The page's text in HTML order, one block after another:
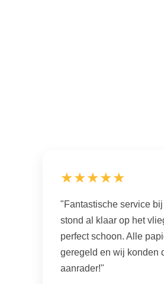
★★★★★
"Fantastische service
stond al klaar op het
perfect schoon. Alle
geregeld en wij konden
aanrader!"